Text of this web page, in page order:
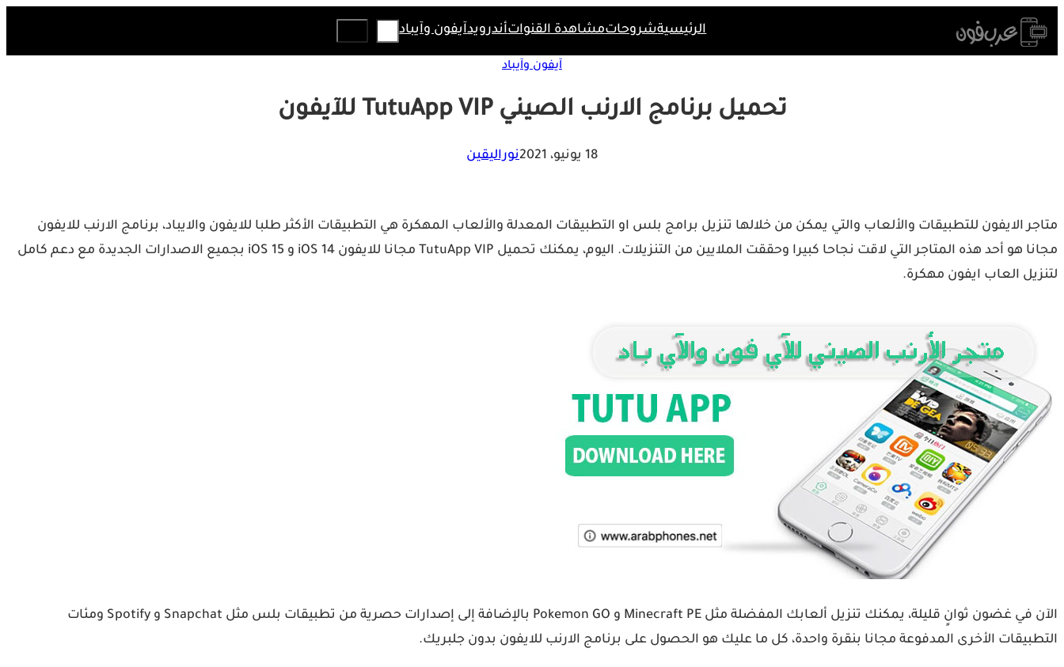
Skip
to
الرئيسيةشروحاتمشاهدة القنواتأندرويدآيفون وآيباد
آيفون وآيباد
تحميل برنامج الارنب الصيني TutuApp VIP للآيفون
18 يونيو، 2021 نوراليقين
متاجر الايفون للتطبيقات والألعاب والتي يمكن من خلالها تنزيل برامج بلس او التطبيقات المعدلة والألعاب المهكرة هي التطبيقات الأكثر طلبا للايفون والايباد، برنامج الارنب للايفون
مجانا هو أحد هذه المتاجر التي لاقت نجاحا كبيرا وحققت الملايين من التنزيلات. اليوم، يمكنك تحميل TutuApp VIP مجانا للايفون iOS 14 و iOS 15 بجميع الاصدارات الجديدة مع دعم كامل
لتنزيل العاب ايفون مهكرة.
الآن في غضون ثوانٍ قليلة، يمكنك تنزيل ألعابك المفضلة مثل Minecraft PE و Pokemon GO بالإضافة إلى إصدارات حصرية من تطبيقات بلس مثل Snapchat و Spotify ومئات
التطبيقات الأخرى المدفوعة مجانا بنقرة واحدة، كل ما عليك هو الحصول على برنامج الارنب للايفون بدون جلبريك.